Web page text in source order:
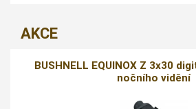
AKCE
BUSHNELL EQUINOX Z 3x30
nočního vidění